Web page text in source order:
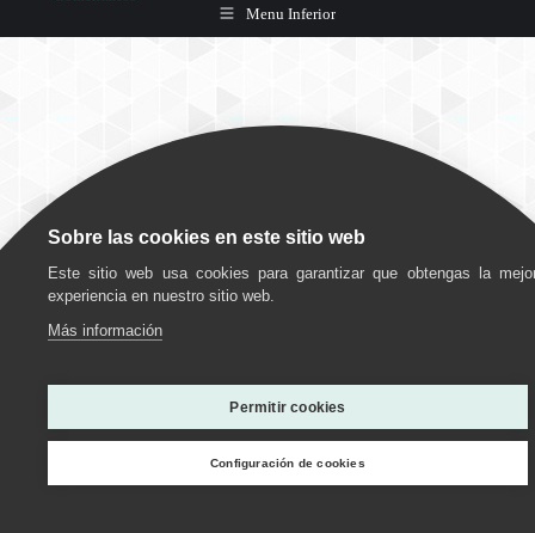
Menu Inferior
Utilizamos cookies para ofrecerte la mejor experiencia en
Puedes aprender más sobre qué cookies utilizamos o
desactivarlas en losajustes.
Sobre las cookies en este sitio web
Este sitio web usa cookies para garantizar que obtengas la
experiencia en nuestro sitio web.
Más información
Permitir cookies
Configuración de cookies